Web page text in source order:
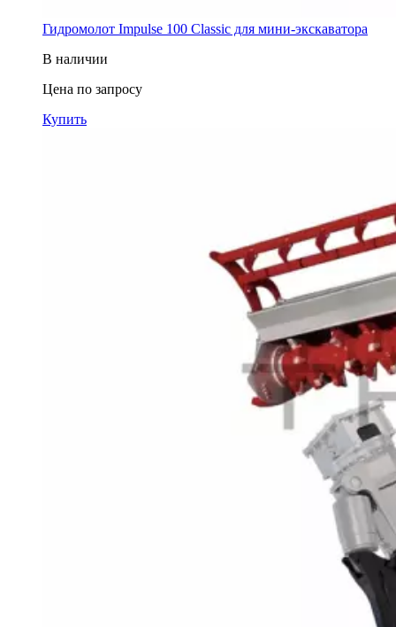
Гидромолот Impulse 100 Classic для мини-экскаватора
В наличии
Цена по запросу
Купить